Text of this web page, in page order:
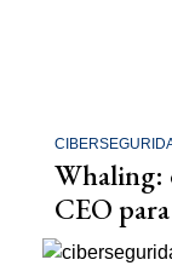
Whaling:
CEO